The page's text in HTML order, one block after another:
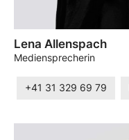
Lena Allenspach
Mediensprecherin
+41 31 329 69 79